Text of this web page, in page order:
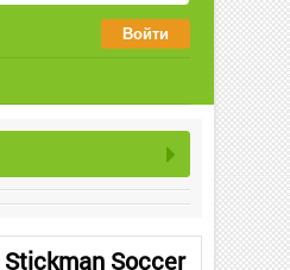
Stickman Soccer